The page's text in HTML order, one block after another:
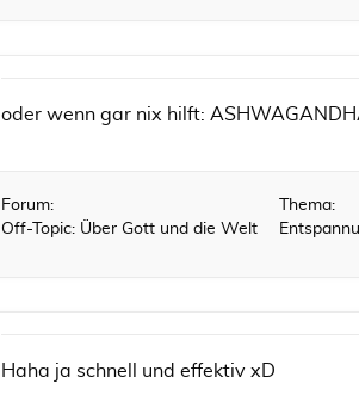
oder wenn gar nix hilft:
Forum:
Off-Topic: Über Gott und die Welt
Thema:
Haha ja schnell und effektiv xD